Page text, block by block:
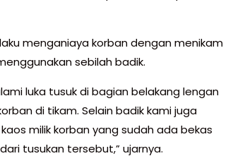
menganiaya korban dengan menikam
sebilah badik.
luka tusuk di bagian belakang lengan
di tikam. Selain badik kami juga
milik korban yang sudah ada bekas
tusukan tersebut,” ujarnya.